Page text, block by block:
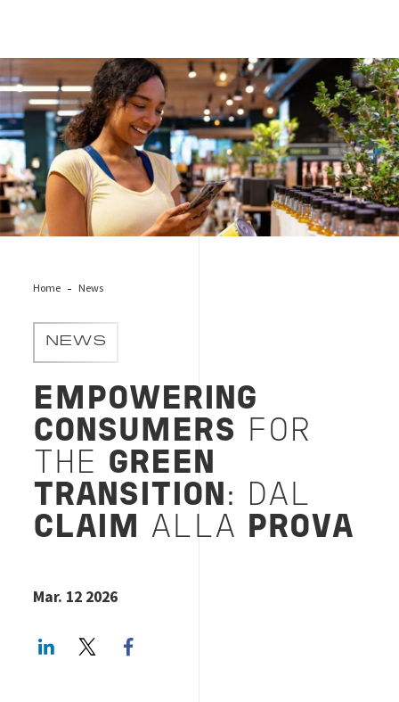
Collana transizione verde_1 uscita
Home News
NEWS
EMPOWERING
CONSUMERS
FOR
THE GREEN
TRANSITION : DAL
CLAIM
ALLA PROVA
Mar. 12 2026
LinkedInTwitter